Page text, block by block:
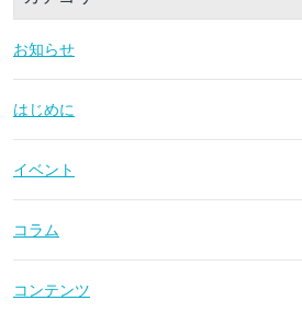
お知らせ
はじめに
イベント
コラム
コンテンツ